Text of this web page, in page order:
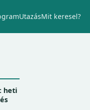
UtazásMit keresel?
heti